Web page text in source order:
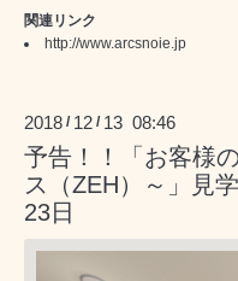
関連リンク
http://www.arcsnoie.jp
2018 / 12 / 13 08:46
予告！！「お客様
ス（ZEH）～」見
23日